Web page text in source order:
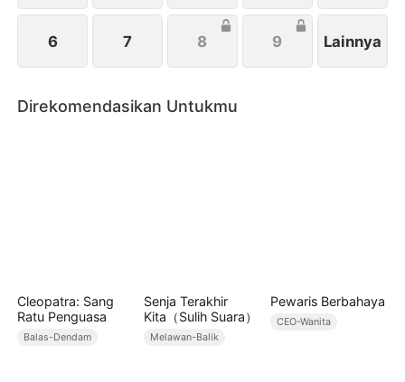
6 7 8 9 Lainnya
Direkomendasikan Untukmu
Cleopatra: Sang
Ratu Penguasa
Balas-Dendam
Senja Terakhir
Kita（Sulih Suara）
Melawan-Balik
Pewaris Berbahaya
CEO-Wanita